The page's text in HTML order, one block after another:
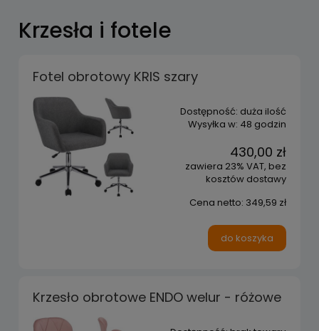
Krzesła i fotele
Fotel obrotowy KRIS szary
Dostępność: duża ilość
Wysyłka w: 48 godzin
430,00 zł
zawiera 23% VAT, bez
kosztów dostawy
Cena netto: 349,59 zł
do koszyka
Krzesło obrotowe ENDO welur - różowe